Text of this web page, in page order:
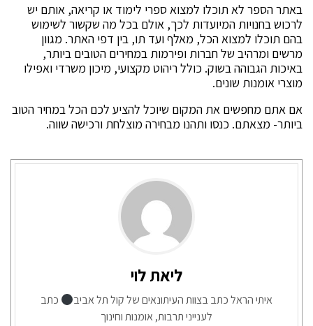
באתר הספר לא תוכלו למצוא ספרי לימוד או קריאה, אותם יש
לרכוש בחנויות המיועדות לכך, אולם בכל מה שקשור לשימוש
בהם תוכלו למצוא הכל, מאלף ועד תו, בין דפי האתר. מגוון
מרשים ומרהיב של חברות ופירמות במחירים הטובים ביותר,
באיכות הגבוהה בשוק. כולל ריהוט מקצועי, מיכון משרדי ואפילו
מוצרי אומנות שונים.
אם אתם מחפשים את המקום שיוכל להציע לכם הכל במחיר הטוב
ביותר- מצאתם. כנסו ותהנו מבחירה מוצלחת ורכישה שווה.
ליאת לוי
איתי הראל כתב בצוות העיתונאים של קול תל אביב
כתב
לענייני תרבות, אומנות וחינוך